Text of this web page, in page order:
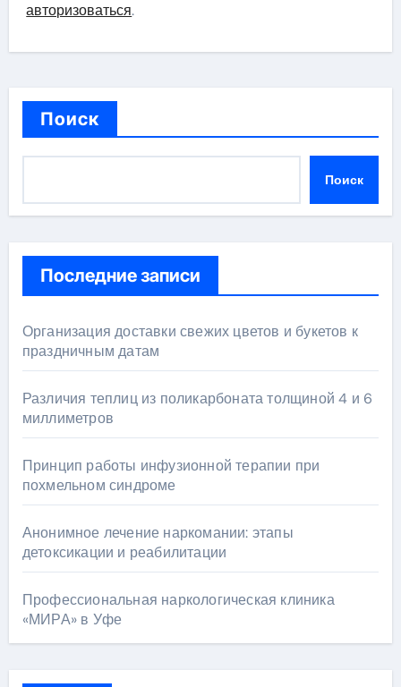
авторизоваться.
Поиск
Поиск
Последние записи
Организация доставки свежих цветов и букетов к
праздничным датам
Различия теплиц из поликарбоната толщиной 4 и 6
миллиметров
Принцип работы инфузионной терапии при
похмельном синдроме
Анонимное лечение наркомании: этапы
детоксикации и реабилитации
Профессиональная наркологическая клиника
«МИРА» в Уфе